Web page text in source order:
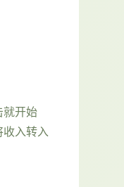
就开始
入转入